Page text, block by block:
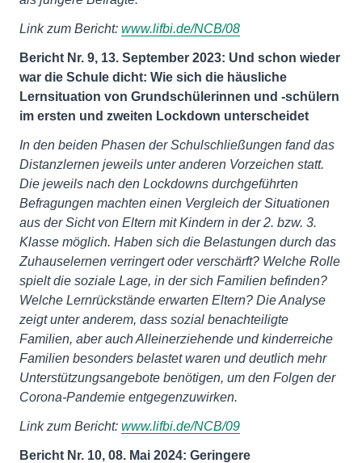
Link zum Bericht: www.lifbi.de/NCB/08
Bericht Nr. 9, 13. September 2023: Und schon wieder
war die Schule dicht: Wie sich die häusliche
Lernsituation von Grundschülerinnen und -schülern
im ersten und zweiten Lockdown unterscheidet
In den beiden Phasen der Schulschließungen fand das
Distanzlernen jeweils unter anderen Vorzeichen statt.
Die jeweils nach den Lockdowns durchgeführten
Befragungen machten einen Vergleich der Situationen
aus der Sicht von Eltern mit Kindern in der 2. bzw. 3.
Klasse möglich. Haben sich die Belastungen durch das
Zuhauselernen verringert oder verschärft? Welche Rolle
spielt die soziale Lage, in der sich Familien befinden?
Welche Lernrückstände erwarten Eltern? Die Analyse
zeigt unter anderem, dass sozial benachteiligte
Familien, aber auch Alleinerziehende und kinderreiche
Familien besonders belastet waren und deutlich mehr
Unterstützungsangebote benötigen, um den Folgen der
Corona-Pandemie entgegenzuwirken.
Link zum Bericht: www.lifbi.de/NCB/09
Bericht Nr. 10, 08. Mai 2024: Geringere